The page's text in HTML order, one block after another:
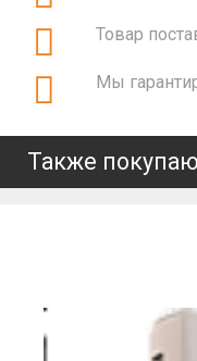
Товар
Мы
Также